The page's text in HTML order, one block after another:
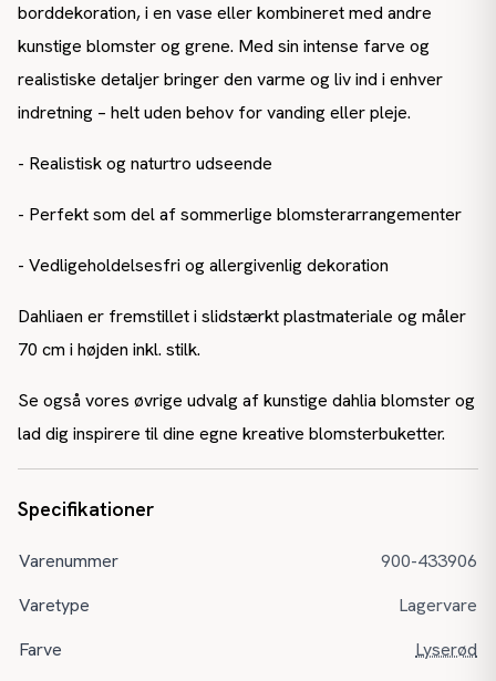
borddekoration, i en vase eller kombineret med andre
kunstige blomster og grene. Med sin intense farve og
realistiske detaljer bringer den varme og liv ind i enhver
indretning – helt uden behov for vanding eller pleje.
- Realistisk og naturtro udseende
- Perfekt som del af sommerlige blomsterarrangementer
- Vedligeholdelsesfri og allergivenlig dekoration
Dahliaen er fremstillet i slidstærkt plastmateriale og måler
70 cm i højden inkl. stilk.
Se også vores øvrige udvalg af kunstige dahlia blomster og
lad dig inspirere til dine egne kreative blomsterbuketter.
Specifikationer
Varenummer
900-433906
Varetype
Lagervare
Farve
Lyserød